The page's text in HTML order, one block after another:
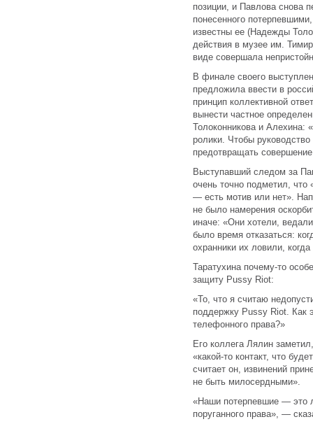
позиции, и Павлова снова
понесенного
известны ее (Надежды
действия в музее им.
виде совершала
В финале своего
предложила ввести в
принцип коллективной
вынести частное
Толоконникова и Алехина:
ролики. Чтобы
предотвращать
Выступавший следом за
очень точно подметил, что
— есть мотив или нет».
не было намерения
иначе: «Они хотели,
было время отказаться:
охранники их ловили,
Таратухина почему-то
защиту Pussy Riot:
«То, что я считаю
поддержку Pussy Riot. Как
телефонного права?»
Его коллега Лялин
«какой-то контакт, что
считает он, извинений
не быть милосердными».
«Наши потерпевшие — это
поруганного права», —